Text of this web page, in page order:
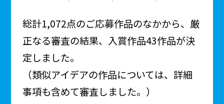
総計1,072点のご応募作品のなかから、厳
正なる審査の結果、入賞作品43作品が決
定しました。
（類似アイデアの作品については、詳細
事項も含めて審査しました。）